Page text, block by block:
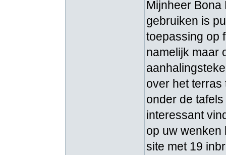
Mijnheer Bona
gebruiken is
toepassing op
namelijk maar
over het
onder de
interessant
op uw wenken
site met 19